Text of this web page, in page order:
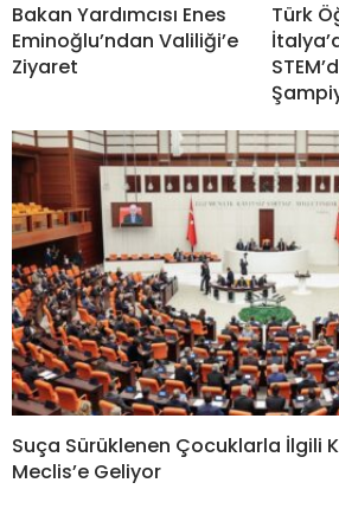
Bakan Yardımcısı Enes
Eminoğlu’ndan Valiliği’e
Ziyaret
Türk
Suça Sürüklenen Çocuklarla İlgili
Meclis’e Geliyor